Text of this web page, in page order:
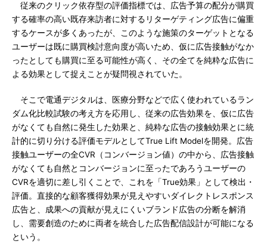
従来のクリック依存型の評価指標では、広告予算の配分が購買
する確率の高い既存来訪者に対するリターゲティング広告に偏重
するケースが多くあったが、このような施策のターゲットとなる
ユーザーは既に購買検討意向度が高いため、仮に広告接触がなか
ったとしても購買に至る可能性が高く、その全てを純粋な広告に
よる効果として捉えことが疑問視されていた。
そこで電通デジタルは、医療分野などで広く使われているラン
ダム化比較試験の考え方を応用し、従来の広告効果を、仮に広告
がなくても自然に発生した効果と、純粋な広告の接触効果とに統
計的に切り分ける評価モデルとしてTrue Lift Modelを開発。広告
接触ユーザーの全CVR（コンバージョン値）の中から、広告接触
がなくても自然とコンバージョンに至ったであろうユーザーの
CVRを適切に差し引くことで、これを「True効果」として検出・
評価。直接的な顧客獲得効果が見えやすいダイレクトレスポンス
広告と、成果への貢献が見えにくいブランド広告の分断を解消
し、需要創造のために両者を統合した広告配信設計が可能になる
という。